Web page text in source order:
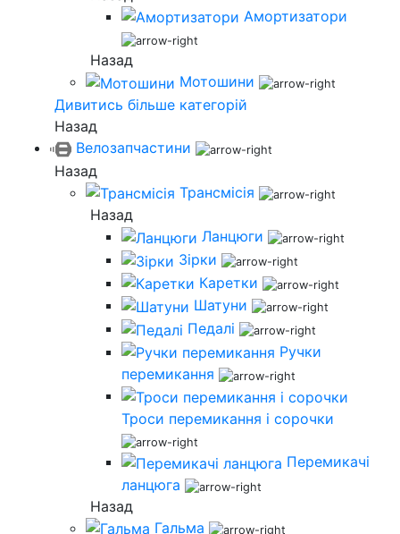
Амортизатори
Назад
Мотошини
Дивитись більше категорій
Назад
Велозапчастини
Назад
Трансмісія
Назад
Ланцюги
Зірки
Каретки
Шатуни
Педалі
Ручки
перемикання
Троси перемикання і сорочки
Перемикачі
ланцюга
Назад
Гальма